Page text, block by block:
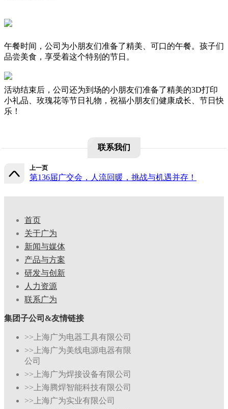
午餐时间，公司为小朋友们准备了精美、可口的午餐。孩子们
品尝美食，享受着这个特别的节日。
活动结束后，公司还为到场的小朋友们准备了精美的3D打印
小礼品、玫瑰花等节日礼物，祝福小朋友们健康成长、节日快
乐！
联系我们
上一页
第136届广交会，人流回暖，挑战与机遇并存！
首页
关于广为
新闻与媒体
产品与方案
研发与创新
人力资源
联系广为
集团子公司&友情链接
>>上海广为电器工具有限公司
>>上海广为美线电源电器有限
公司
>>上海广为焊接设备有限公司
>>上海腾焊智能科技有限公司
>>上海广为实业有限公司